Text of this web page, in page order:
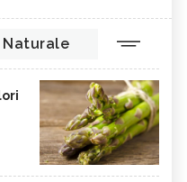
Naturale